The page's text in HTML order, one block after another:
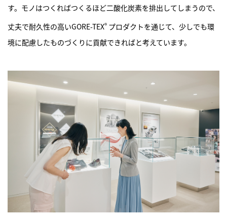
す。モノはつくればつくるほど二酸化炭素を排出してしまうので、
丈夫で耐久性の高いGORE-TEX® プロダクトを通じて、少しでも環
境に配慮したものづくりに貢献できればと考えています。